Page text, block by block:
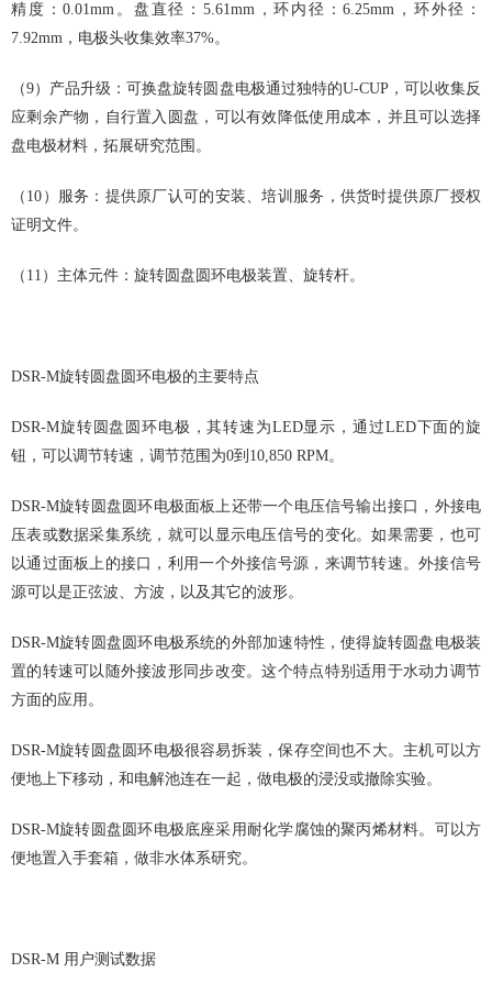
精度：0.01mm。盘直径：5.61mm，环内径：6.25mm，环外径：
7.92mm，电极头收集效率37%。
（9）产品升级：可换盘旋转圆盘电极通过独特的U-CUP，可以收集反
应剩余产物，自行置入圆盘，可以有效降低使用成本，并且可以选择
盘电极材料，拓展研究范围。
（10）服务：提供原厂认可的安装、培训服务，供货时提供原厂授权
证明文件。
（11）主体元件：旋转圆盘圆环电极装置、旋转杆。
DSR-M旋转圆盘圆环电极的主要特点
DSR-M旋转圆盘圆环电极，其转速为LED显示，通过LED下面的旋
钮，可以调节转速，调节范围为0到10,850 RPM。
DSR-M旋转圆盘圆环电极面板上还带一个电压信号输出接口，外接电
压表或数据采集系统，就可以显示电压信号的变化。如果需要，也可
以通过面板上的接口，利用一个外接信号源，来调节转速。外接信号
源可以是正弦波、方波，以及其它的波形。
DSR-M旋转圆盘圆环电极系统的外部加速特性，使得旋转圆盘电极装
置的转速可以随外接波形同步改变。这个特点特别适用于水动力调节
方面的应用。
DSR-M旋转圆盘圆环电极很容易拆装，保存空间也不大。主机可以方
便地上下移动，和电解池连在一起，做电极的浸没或撤除实验。
DSR-M旋转圆盘圆环电极底座采用耐化学腐蚀的聚丙烯材料。可以方
便地置入手套箱，做非水体系研究。
DSR-M 用户测试数据